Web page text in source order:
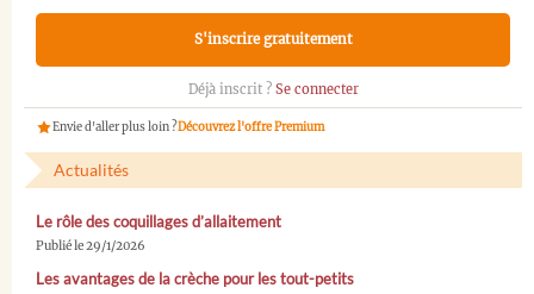
S'inscrire gratuitement
Déjà inscrit ? Se connecter
Envie d'aller plus loin ?Découvrez l'offre Premium
Actualités
Le rôle des coquillages d’allaitement
Publié le 29/1/2026
Les avantages de la crèche pour les tout-petits